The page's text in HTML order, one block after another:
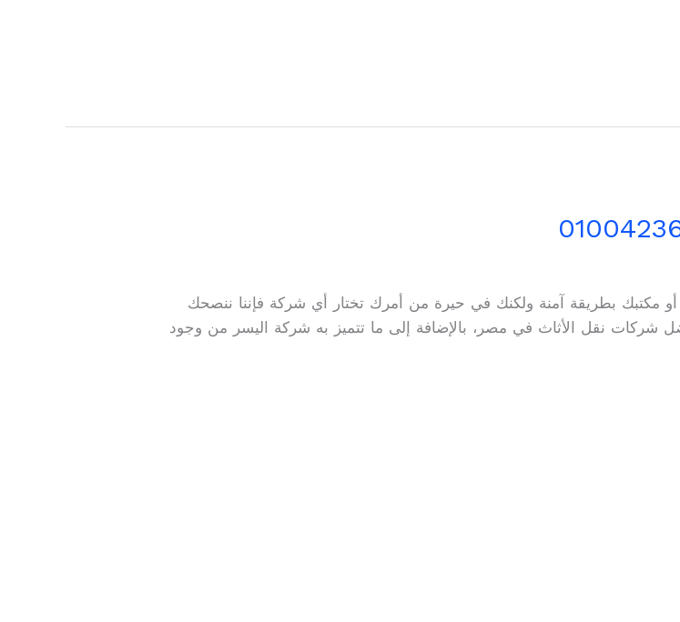
مكتبك بطريقة آمنة ولكنك في حيرة من أمرك تختار أي شركة فإننا ننصحك
شركات نقل الأثاث في مصر، بالإضافة إلى ما تتميز به شركة اليسر من وجود